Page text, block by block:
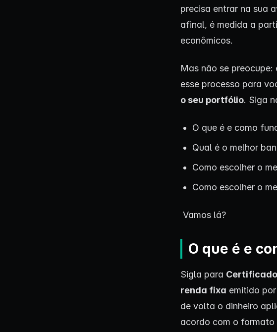
precisa entrar na sua
afinal, é medida a
econômicos.
Mas não se
esse processo para
o seu portfólio. Siga
O que é e como
Qual é o melhor
Como escolher o
Como escolher o
Vamos lá?
O que é e
Sigla para
renda fixa emitido
de volta o dinheiro
acordo com o formato